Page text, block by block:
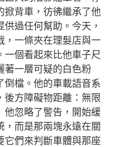
掀背車，彷彿繼承了他
過任何幫助。今天，
，一條夾在理髮店與一
一個看起來比他車子尺
著一層可疑的白色粉
倒檔。他的車載語音系
後方障礙物距離：無限
他忽略了警告，開始緩
，而是那兩塊永遠在關
它們來判斷車體與那座